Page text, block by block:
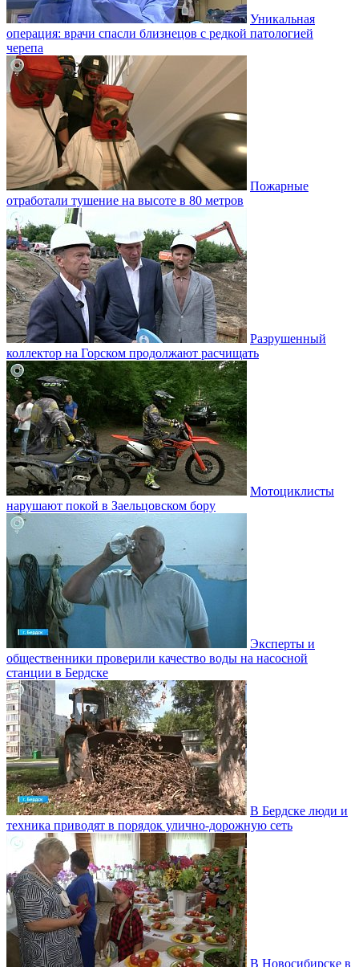
Уникальная
операция: врачи спасли близнецов с редкой патологией
черепа
Пожарные
отработали тушение на высоте в 80 метров
Разрушенный
коллектор на Горском продолжают расчищать
Мотоциклисты
нарушают покой в Заельцовском бору
Эксперты и
общественники проверили качество воды на насосной
станции в Бердске
В Бердске люди и
техника приводят в порядок улично‑дорожную сеть
В Новосибирске в